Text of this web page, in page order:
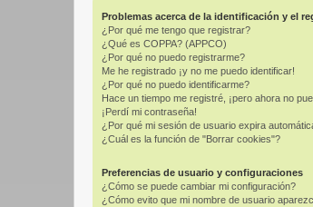
Problemas acerca de la identificación y el
¿Por qué me tengo que registrar?
¿Qué es COPPA? (APPCO)
¿Por qué no puedo registrarme?
Me he registrado ¡y no me puedo identificar!
¿Por qué no puedo identificarme?
Hace un tiempo me registré, ¡pero ahora no
¡Perdí mi contraseña!
¿Por qué mi sesión de usuario expira
¿Cuál es la función de "Borrar cookies"?
Preferencias de usuario y configuraciones
¿Cómo se puede cambiar mi configuración?
¿Cómo evito que mi nombre de usuario